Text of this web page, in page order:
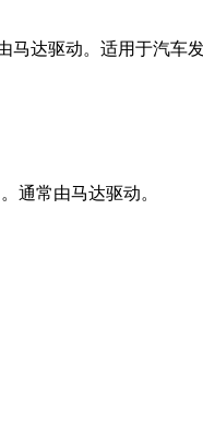
达驱动。适用于汽车
通常由马达驱动。